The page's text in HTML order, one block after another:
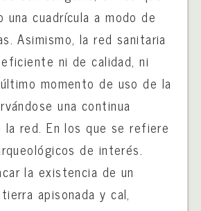
una cuadrícula a modo de
Asimismo, la red sanitaria
ni de calidad, ni
momento de uso de la
una continua
red. En los que se refiere
de interés.
la existencia de un
apisonada y cal,